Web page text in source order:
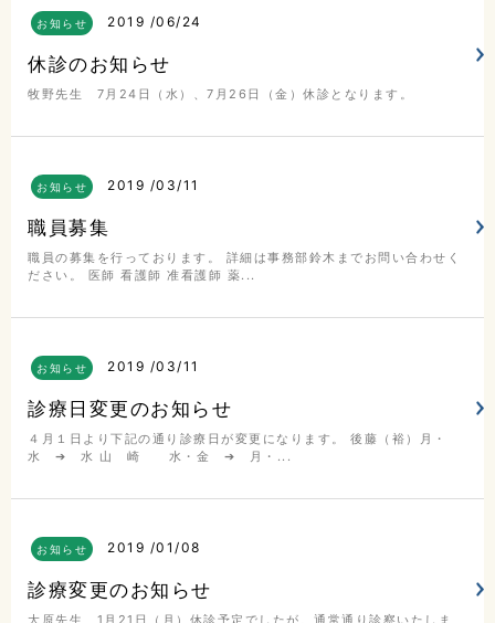
7号
0225-22-5431(代)
0225-23-0811
地図
お知らせ 2019 06/24
休診のお知らせ
牧野先生 7月24日（水）、7月26日（金）休診となります。
お知らせ 2019 03/11
職員募集
職員の募集を行っております。 詳細は事務部鈴木までお問い合わせく
ださい。 医師 看護師 准看護師 薬...
お知らせ 2019 03/11
診療日変更のお知らせ
４月１日より下記の通り診療日が変更になります。 後藤（裕）月・
水 ➔ 水 山 崎 水・金 ➔ 月・...
お知らせ 2019 01/08
診療変更のお知らせ
大原先生 1月21日（月）休診予定でしたが、通常通り診察いたしま